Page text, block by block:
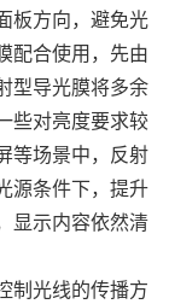
板方向，避免光
配合使用，先由
型导光膜将多余
些对亮度要求较
等场景中，反射
源条件下，提升
显示内容依然清
光线的传播方